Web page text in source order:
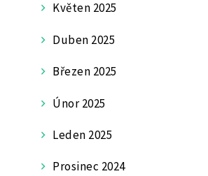
Květen 2025
Duben 2025
Březen 2025
Únor 2025
Leden 2025
Prosinec 2024